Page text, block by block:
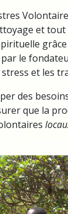
et tout
le
et les
des
que la